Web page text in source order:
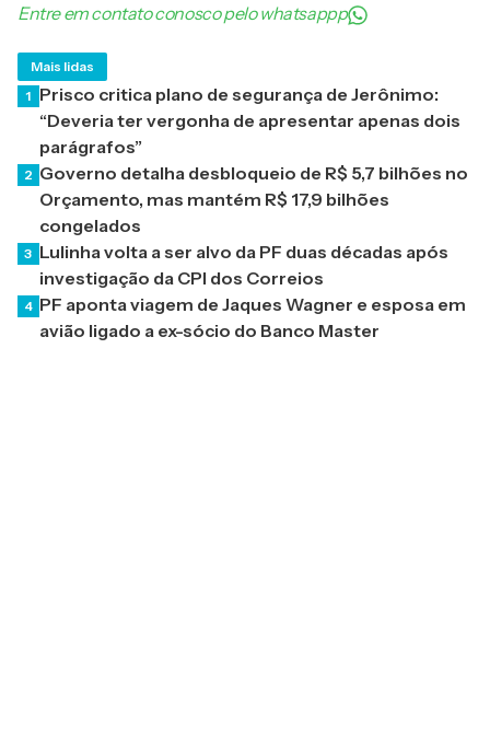
Entre em contato conosco pelo whatsappp
Mais lidas
1 Prisco critica plano de segurança de Jerônimo:
“Deveria ter vergonha de apresentar apenas dois
parágrafos”
2 Governo detalha desbloqueio de R$ 5,7 bilhões no
Orçamento, mas mantém R$ 17,9 bilhões
congelados
3 Lulinha volta a ser alvo da PF duas décadas após
investigação da CPI dos Correios
4 PF aponta viagem de Jaques Wagner e esposa em
avião ligado a ex-sócio do Banco Master